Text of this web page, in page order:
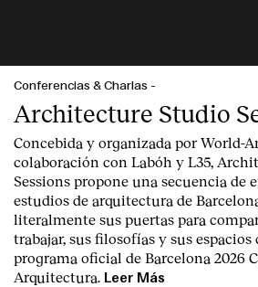
Conferencias & Charlas -
Architecture Studio
Concebida y organizada por World-
colaboración con Labóh y L35,
Sessions propone una secuencia de
estudios de arquitectura de
literalmente sus puertas para
trabajar, sus filosofías y sus espacios
programa oficial de Barcelona 2026
Arquitectura. Leer Más